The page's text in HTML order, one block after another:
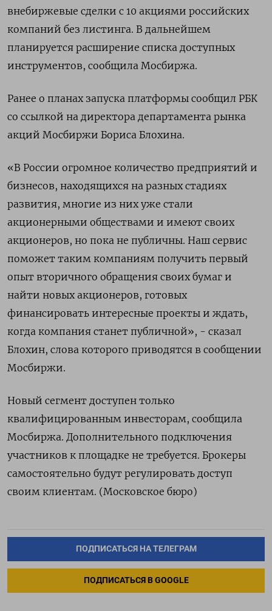
внебиржевые сделки с 10 акциями российских
компаний без листинга. В дальнейшем
планируется расширение списка доступных
инструментов, сообщила Мосбиржа.
Ранее о планах запуска платформы сообщил РБК
со ссылкой на директора департамента рынка
акций Мосбиржи Бориса Блохина.
«В России огромное количество предприятий и
бизнесов, находящихся на разных стадиях
развития, многие из них уже стали
акционерными обществами и имеют своих
акционеров, но пока не публичны. Наш сервис
поможет таким компаниям получить первый
опыт вторичного обращения своих бумаг и
найти новых акционеров, готовых
финансировать интересные проекты и ждать,
когда компания станет публичной», - сказал
Блохин, слова которого приводятся в сообщении
Мосбиржи.
Новый сегмент доступен только
квалифицированным инвесторам, сообщила
Мосбиржа. Дополнительного подключения
участников к площадке не требуется. Брокеры
самостоятельно будут регулировать доступ
своим клиентам. (Московское бюро)
ПОДПИСАТЬСЯ НА ТЕЛЕГРАМ
ПОДПИСАТЬСЯ В GOOGLE